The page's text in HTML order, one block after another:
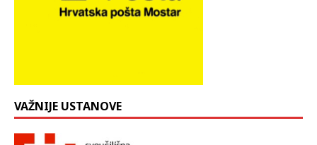
VAŽNIJE USTANOVE